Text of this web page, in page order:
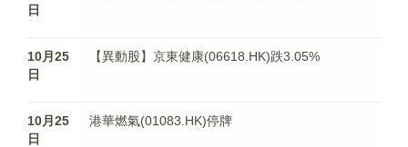
日
10月25
日
【異動股】京東健康(06618.HK)跌3.05%
10月25
日
港華燃氣(01083.HK)停牌